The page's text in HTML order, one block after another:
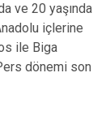
ve 20 yaşında
içlerine
ile Biga
dönemi son